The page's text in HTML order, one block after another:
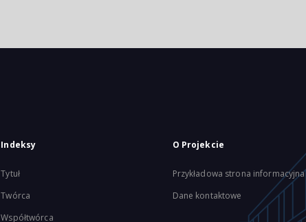
Indeksy
Tytuł
Twórca
Współtwórca
O Projekcie
Przykładowa strona informacyjna
Dane kontaktowe